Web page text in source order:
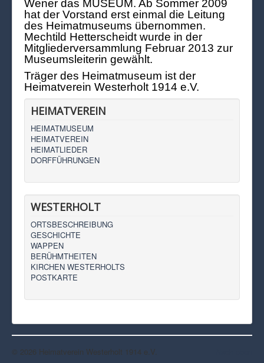
Wener das MUSEUM. Ab Sommer 2009
hat der Vorstand erst einmal die Leitung
des Heimatmuseums übernommen.
Mechtild Hetterscheidt wurde in der
Mitgliederversammlung Februar 2013 zur
Museumsleiterin gewählt.
Träger des Heimatmuseum ist der
Heimatverein Westerholt 1914 e.V.
HEIMATVEREIN
HEIMATMUSEUM
HEIMATVEREIN
HEIMATLIEDER
DORFFÜHRUNGEN
WESTERHOLT
ORTSBESCHREIBUNG
GESCHICHTE
WAPPEN
BERÜHMTHEITEN
KIRCHEN WESTERHOLTS
POSTKARTE
© 2026 Heimatverein Westerholt 1914 e.V.